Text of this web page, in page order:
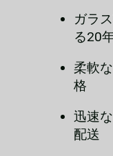
ガラ
る20
柔軟
格
迅速
配送